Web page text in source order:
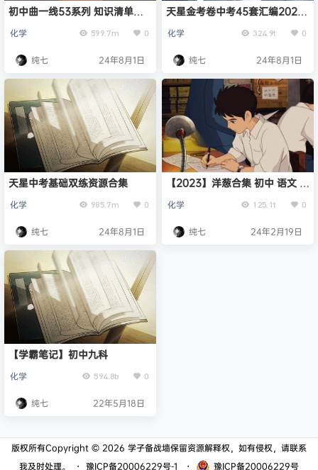
初中曲一线53系列 知识清单
化学 599.7m 0
纯七 24年8月1日
天星金考卷中考45套汇编2023
化学 324.9t 0
纯七 24年8月1日
天星中考基础双练资源合集
化学 985.7m 0
纯七 24年8月1日
【2023】洋葱合集 初中 语文 数
化学 125.1t 0
纯七 24年2月19日
【学霸笔记】初中九科
化学 594.8b 0
纯七 22年5月18日
版权所有Copyright © 2026 学子备战墙保留资源解释权，如有侵权，请联系
我及时处理。
・ 豫ICP备20006229号-1 ・ 豫ICP备20006229号